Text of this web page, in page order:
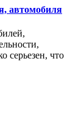
автомобиля
серьезен, что